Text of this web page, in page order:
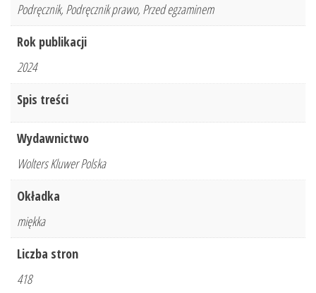
Podręcznik, Podręcznik prawo, Przed egzaminem
Rok publikacji
2024
Spis treści
Wydawnictwo
Wolters Kluwer Polska
Okładka
miękka
Liczba stron
418